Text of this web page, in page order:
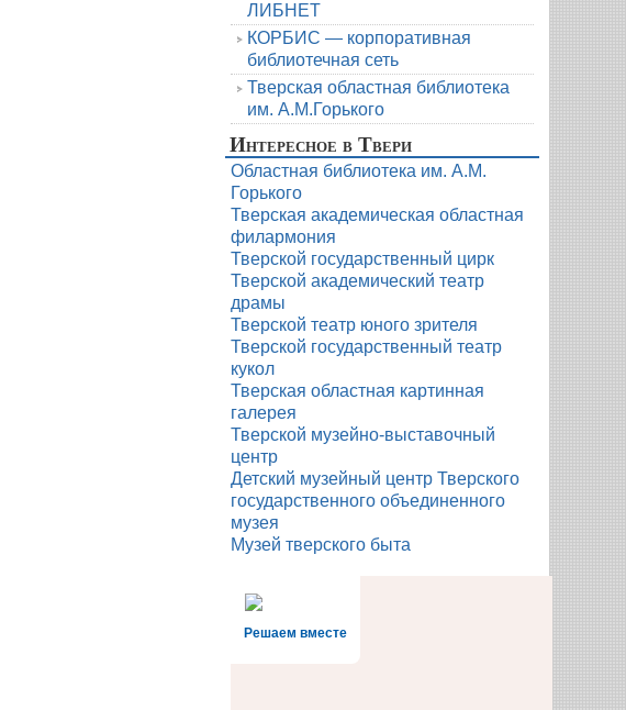
ЛИБНЕТ
КОРБИС — корпоративная
библиотечная сеть
Тверская областная библиотека
им. А.М.Горького
Интересное в Твери
Областная библиотека им. А.М.
Горького
Тверская академическая областная
филармония
Тверской государственный цирк
Тверской академический театр
драмы
Тверской театр юного зрителя
Тверской государственный театр
кукол
Тверская областная картинная
галерея
Тверской музейно-выставочный
центр
Детский музейный центр Тверского
государственного объединенного
музея
Музей тверского быта
Решаем вместе